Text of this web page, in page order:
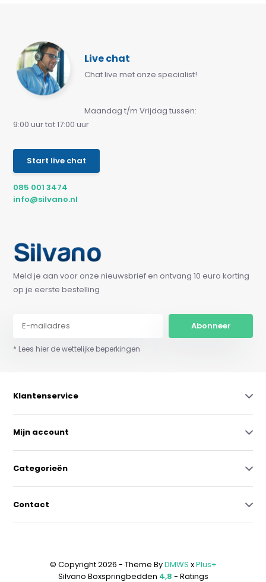
Live chat
Chat live met onze specialist!
Maandag t/m Vrijdag tussen:
9:00 uur tot 17:00 uur
Start live chat
085 001 3474
info@silvano.nl
Meld je aan voor onze nieuwsbrief en ontvang 10 euro korting
op je eerste bestelling
Abonneer
* Lees hier de wettelijke beperkingen
Klantenservice
Mijn account
Categorieën
Contact
© Copyright 2026 - Theme ByDMWS xPlus+
Silvano Boxspringbedden 4,8 - Ratings